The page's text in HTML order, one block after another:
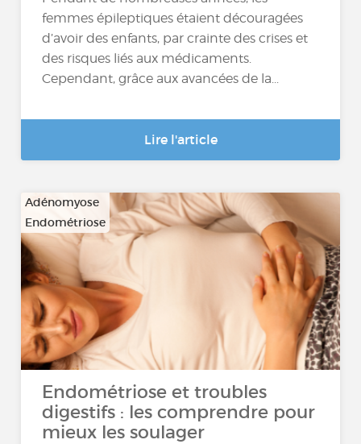
femmes épileptiques étaient découragées
d’avoir des enfants, par crainte des crises et
des risques liés aux médicaments.
Cependant, grâce aux avancées de la...
Lire l'article
Adénomyose
Endométriose
Endométriose et troubles
digestifs : les comprendre pour
mieux les soulager